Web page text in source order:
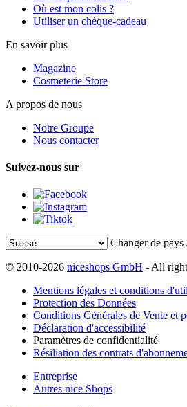
Où est mon colis ?
Utiliser un chèque-cadeau
En savoir plus
Magazine
Cosmeterie Store
A propos de nous
Notre Groupe
Nous contacter
Suivez-nous sur
Changer de pays
© 2010-2026 niceshops GmbH - All
Mentions légales et conditions
Protection des Données
Conditions Générales de Vente et
Déclaration d'accessibilité
Paramètres de confidentialité
Résiliation des contrats
Entreprise
Autres nice Shops